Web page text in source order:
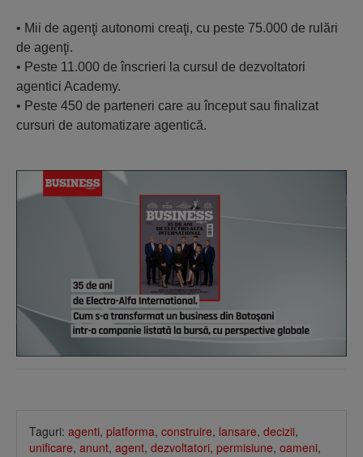
• Mii de agenţi autonomi creaţi, cu peste 75.000 de rulări
de agenţi.
• Peste 11.000 de înscrieri la cursul de dezvoltatori
agentici Academy.
• Peste 450 de parteneri care au început sau finalizat
cursuri de automatizare agentică.
Taguri: agenti, platforma, construire, lansare, decizii,
unificare, anunt, agent, dezvoltatori, permisiune, oameni,